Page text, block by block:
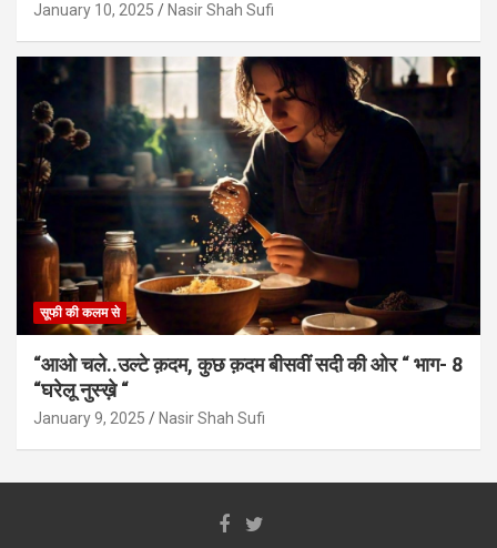
January 10, 2025 Nasir Shah Sufi
सूफी की कलम से
“आओ चले..उल्टे क़दम, कुछ क़दम बीसवीं सदी की ओर “ भाग- 8
“घरेलू नुस्ख़े “
January 9, 2025 Nasir Shah Sufi